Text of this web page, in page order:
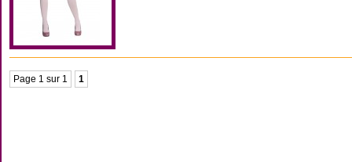
Page 1 sur 1 1